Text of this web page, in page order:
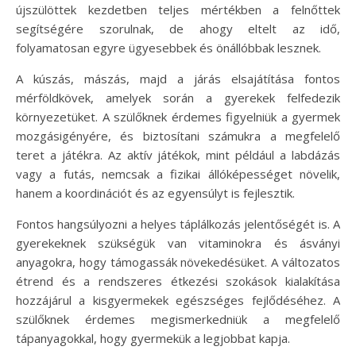
újszülöttek kezdetben teljes mértékben a felnőttek
segítségére szorulnak, de ahogy eltelt az idő,
folyamatosan egyre ügyesebbek és önállóbbak lesznek.
A kúszás, mászás, majd a járás elsajátítása fontos
mérföldkövek, amelyek során a gyerekek felfedezik
környezetüket. A szülőknek érdemes figyelniük a gyermek
mozgásigényére, és biztosítani számukra a megfelelő
teret a játékra. Az aktív játékok, mint például a labdázás
vagy a futás, nemcsak a fizikai állóképességet növelik,
hanem a koordinációt és az egyensúlyt is fejlesztik.
Fontos hangsúlyozni a helyes táplálkozás jelentőségét is. A
gyerekeknek szükségük van vitaminokra és ásványi
anyagokra, hogy támogassák növekedésüket. A változatos
étrend és a rendszeres étkezési szokások kialakítása
hozzájárul a kisgyermekek egészséges fejlődéséhez. A
szülőknek érdemes megismerkedniük a megfelelő
tápanyagokkal, hogy gyermekük a legjobbat kapja.